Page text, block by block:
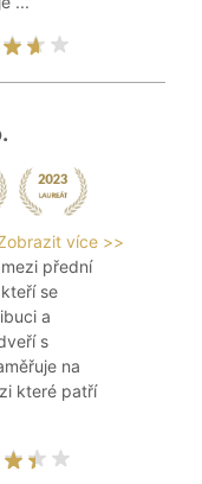
více >>
přední
se
a
s
na
které patří